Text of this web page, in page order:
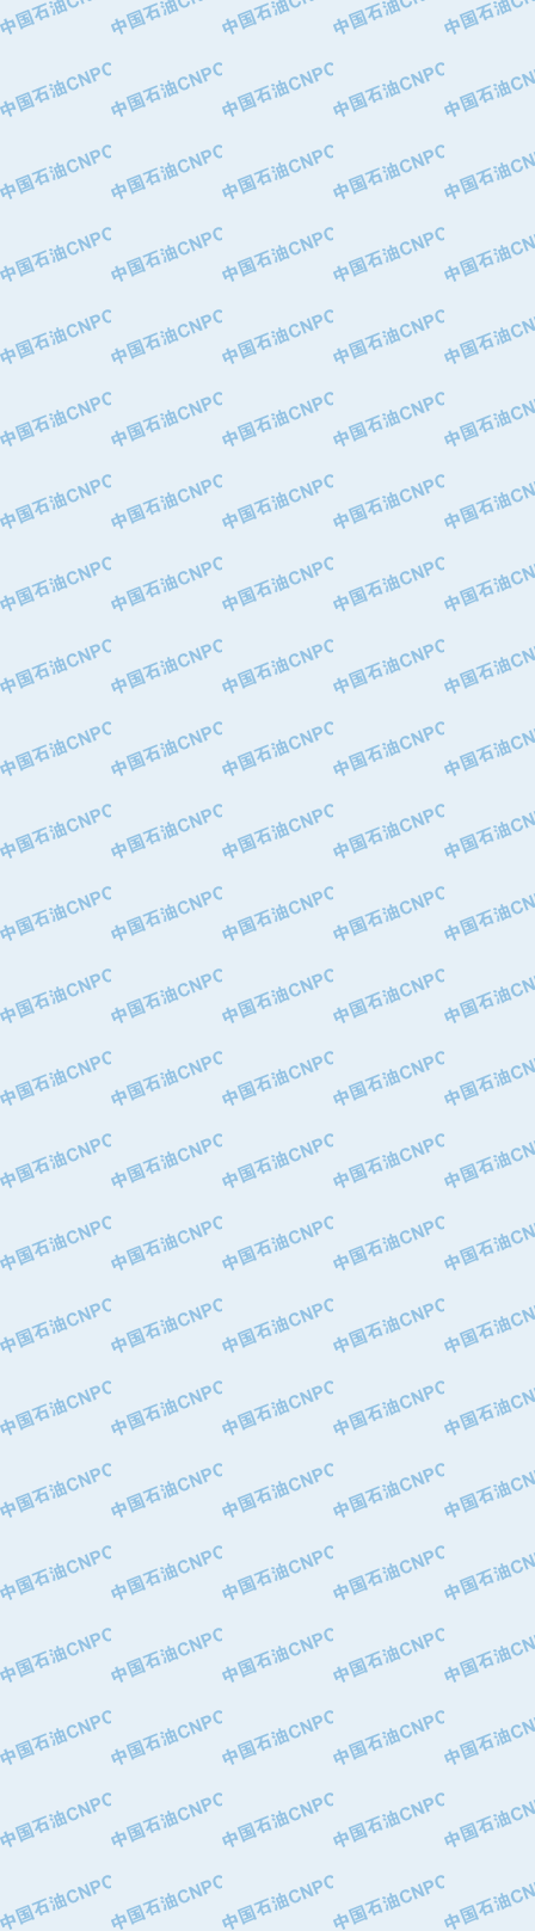
·西安巨力石油技术有限责任公司
·青岛汉缆股份有限公司
·厦门市榕兴新世纪石油设备制造有限
·大港油田集团中成机械制造有限公司
·承德司达石油装备开发公司
·四川明星电缆有限公司
·中国石油大庆石油化工总厂
·中国石油化工股份有限公司催化剂长
·北京长空工业有限公司
·北京中旭阳光石油天然气科技有限公
·托肯恒山科技（广州）有限公司
·北京德泰联华科技发展有限公司
·美钻石油钻采系统（上海）有限公司
·陕西爱瑞德控制工程有限公司
·成都皖东仪表电缆成套系统有限公司
·成都中寰机电设备有限公司
·河北保定天威集团特变电气有限公司
·中国石油辽阳石油化纤公司
·托肯恒山科技（广州）有限公司
·大庆油田飞马有限公司
·大庆油田有限责任公司
·中国石油华北油田公司
·中国石油锦西石化分公司
·天津钢管集团股份有限公司
·深圳市肯多斯实业发展有限公司
·瓦卢瑞克.曼内斯曼石油专用管（德
·无锡西姆莱斯石油专用管制造有限公
·武汉钢铁（集团）公司
·太原钢铁(集团)有限公司
·马鞍山钢铁股份有限公司
·中国石油天然气股份有限公司兰州石